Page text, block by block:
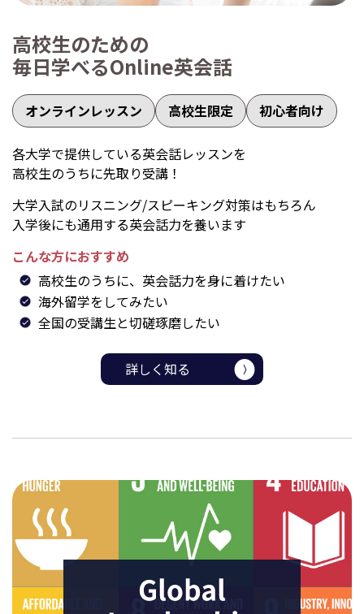
高校生のための
毎日学べるOnline英会話
オンラインレッスン 高校生限定 初心者向け
各大学で提供している英会話レッスンを
高校生のうちに先取り受講！
大学入試のリスニング/スピーキング対策はもちろん
入学後にも通用する英会話力を養います
こんな方におすすめ
高校生のうちに、英会話力を身に着けたい
海外留学をしてみたい
全国の受講生と切磋琢磨したい
詳しく知る